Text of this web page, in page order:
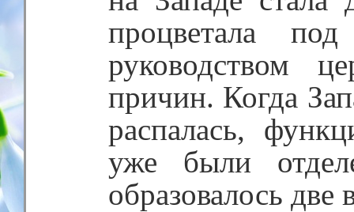
процветала
руководством
причин. Когда
распалась,
уже были
образовалось две